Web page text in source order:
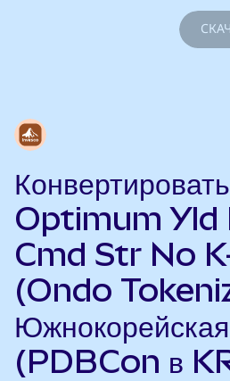
Optimum Yld
Cmd Str No
(Ondo
(PDBCon в